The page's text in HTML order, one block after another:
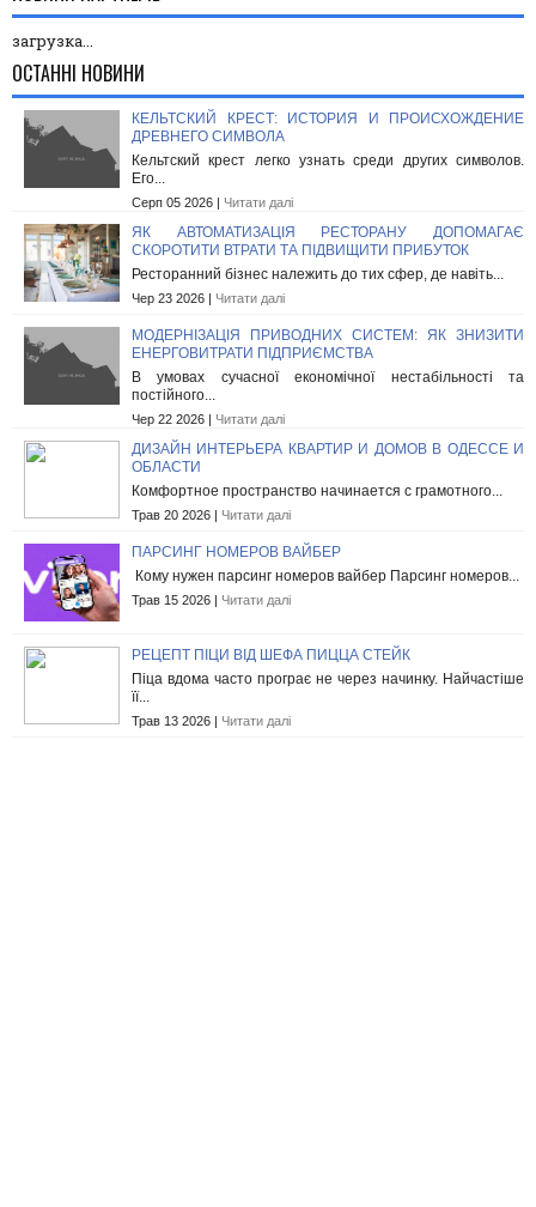
загрузка...
ОСТАННІ НОВИНИ
КЕЛЬТСКИЙ КРЕСТ: ИСТОРИЯ И ПРОИСХОЖДЕНИЕ
ДРЕВНЕГО СИМВОЛА
Кельтский крест легко узнать среди других символов.
Его...
Серп 05 2026 | Читати далі
ЯК АВТОМАТИЗАЦІЯ РЕСТОРАНУ ДОПОМАГАЄ
СКОРОТИТИ ВТРАТИ ТА ПІДВИЩИТИ ПРИБУТОК
Ресторанний бізнес належить до тих сфер, де навіть...
Чер 23 2026 | Читати далі
МОДЕРНІЗАЦІЯ ПРИВОДНИХ СИСТЕМ: ЯК ЗНИЗИТИ
ЕНЕРГОВИТРАТИ ПІДПРИЄМСТВА
В умовах сучасної економічної нестабільності та
постійного...
Чер 22 2026 | Читати далі
ДИЗАЙН ИНТЕРЬЕРА КВАРТИР И ДОМОВ В ОДЕССЕ И
ОБЛАСТИ
Комфортное пространство начинается с грамотного...
Трав 20 2026 | Читати далі
ПАРСИНГ НОМЕРОВ ВАЙБЕР
Кому нужен парсинг номеров вайбер Парсинг номеров...
Трав 15 2026 | Читати далі
РЕЦЕПТ ПІЦИ ВІД ШЕФА ПИЦЦА СТЕЙК
Піца вдома часто програє не через начинку. Найчастіше
її...
Трав 13 2026 | Читати далі